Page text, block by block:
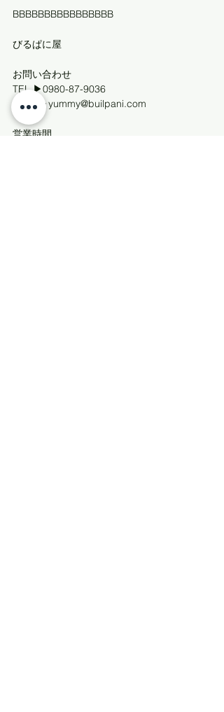
BBBBBBBBBBBBBBBB
びるぱに屋
お問い合わせ
TEL ▶0980-87-9036
MAIL ▶yummy@builpani.com
営業時間